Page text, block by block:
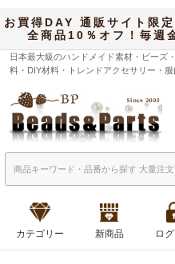
お買得DAY 通販サイト限
全商品10％オフ！毎
日本最大級のハンドメイド素材・ビーズ
料・DIY材料・トレンドアクセサリー・
カテゴリー 新商品 ロ